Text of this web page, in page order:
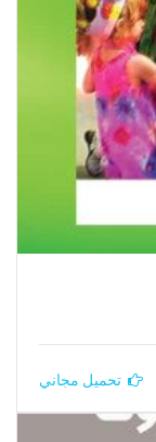
تحميل مجاني